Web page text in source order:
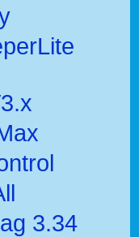
3.34